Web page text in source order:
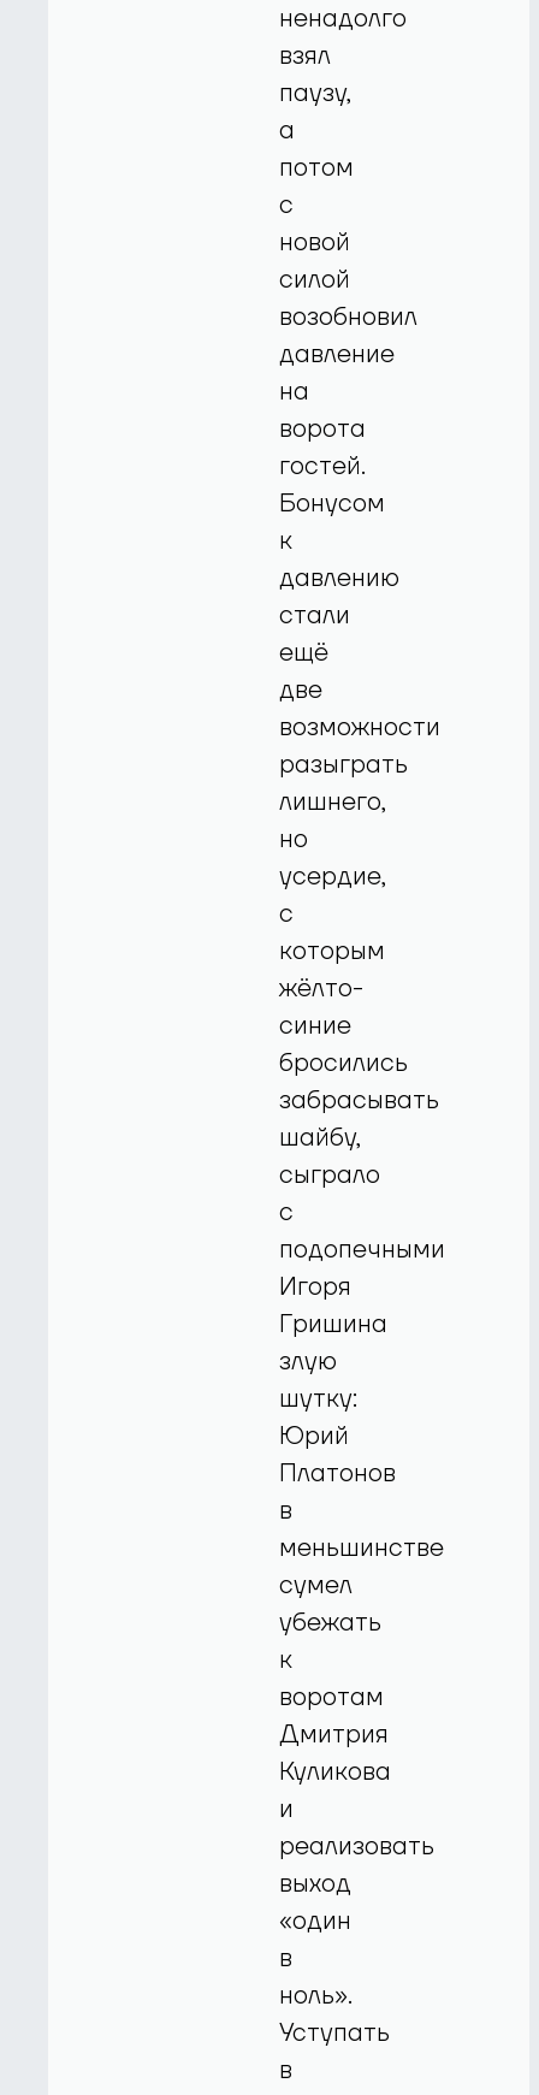
ненадолго
взял
паузу,
а
потом
с
новой
силой
возобновил
давление
на
ворота
гостей.
Бонусом
к
давлению
стали
ещё
две
возможности
разыграть
лишнего,
но
усердие,
с
которым
жёлто-
синие
бросились
забрасывать
шайбу,
сыграло
с
подопечными
Игоря
Гришина
злую
шутку:
Юрий
Платонов
в
меньшинстве
сумел
убежать
к
воротам
Дмитрия
Куликова
и
реализовать
выход
«один
в
ноль».
Уступать
в